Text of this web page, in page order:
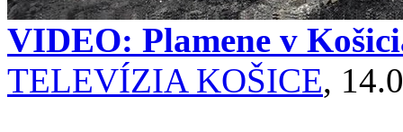
VIDEO: Plamene v
TELEVÍZIA KOŠICE,